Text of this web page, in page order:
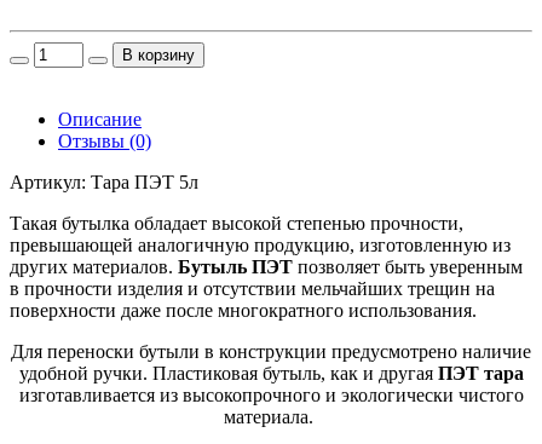
В корзину
Описание
Отзывы (0)
Артикул: Тара ПЭТ 5л
Такая бутылка обладает высокой степенью прочности,
превышающей аналогичную продукцию, изготовленную из
других материалов. Бутыль ПЭТ позволяет быть уверенным
в прочности изделия и отсутствии мельчайших трещин на
поверхности даже после многократного использования.
Для переноски бутыли в конструкции предусмотрено наличие
удобной ручки. Пластиковая бутыль, как и другая ПЭТ тара
изготавливается из высокопрочного и экологически чистого
материала.